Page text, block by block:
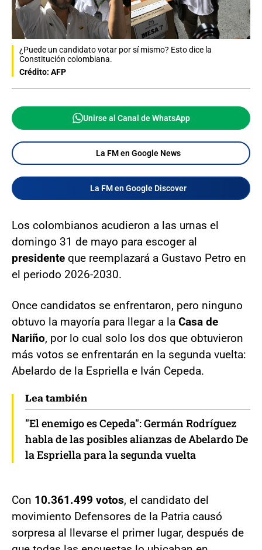
¿Puede un candidato votar por sí mismo? Esto dice la
Constitución colombiana.
Crédito: AFP
Unirse al Canal de WhatsApp
La FM en Google News
La FM en Google Discover
Los colombianos acudieron a las urnas el
domingo 31 de mayo para escoger al
presidente que reemplazará a Gustavo Petro en
el periodo 2026-2030.
Once candidatos se enfrentaron, pero ninguno
obtuvo la mayoría para llegar a la Casa de
Nariño, por lo cual solo los dos que obtuvieron
más votos se enfrentarán en la segunda vuelta:
Abelardo de la Espriella e Iván Cepeda.
Lea también
"El enemigo es Cepeda": Germán Rodríguez
habla de las posibles alianzas de Abelardo De
la Espriella para la segunda vuelta
Con 10.361.499 votos, el candidato del
movimiento Defensores de la Patria causó
sorpresa al llevarse el primer lugar, después de